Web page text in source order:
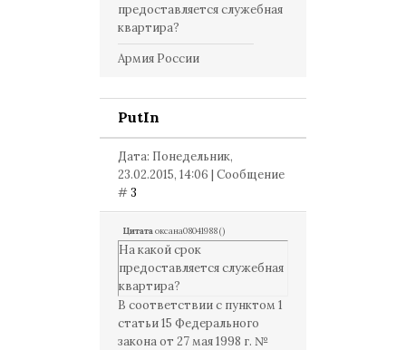
предоставляется служебная
квартира?
Армия России
PutIn
Дата: Понедельник,
23.02.2015, 14:06 | Сообщение
#3
Цитатаоксана08041988()
На какой срок
предоставляется служебная
квартира?
В соответствии с пунктом 1
статьи 15 Федерального
закона от 27 мая 1998 г. №